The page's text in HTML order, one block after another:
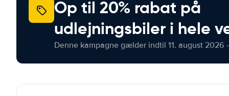
Op til 20% rabat på
udlejningsbiler i hele
Denne kampagne gælder indtil 11. august 2026